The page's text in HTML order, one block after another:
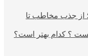
خدمات شبکه‌های اجتماعی 7Panel؛ از جذب مخاطب تا
؟ کدام بهتر است؟